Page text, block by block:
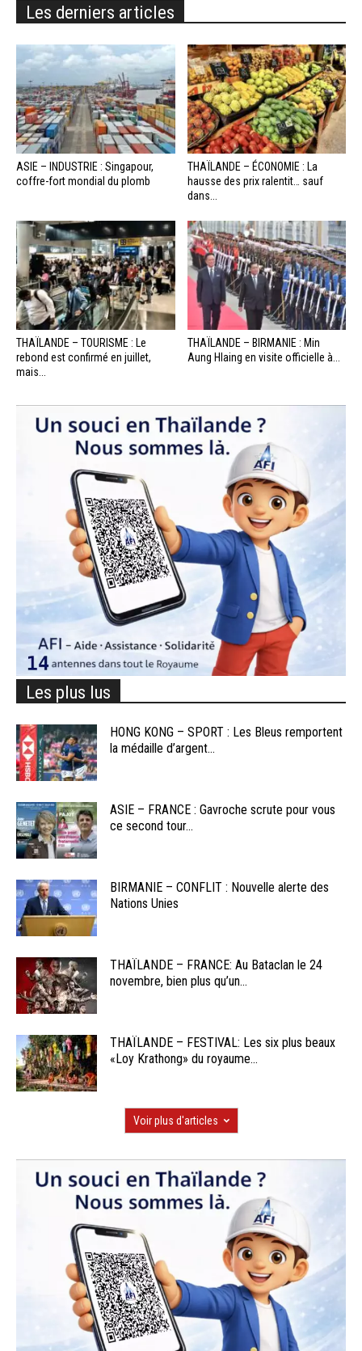
Les derniers articles
ASIE – INDUSTRIE : Singapour,
coffre-fort mondial du plomb
THAÏLANDE – ÉCONOMIE : La
hausse des prix ralentit… sauf
dans...
THAÏLANDE – TOURISME : Le
rebond est confirmé en juillet,
mais...
THAÏLANDE – BIRMANIE : Min
Aung Hlaing en visite officielle à...
Les plus lus
HONG KONG – SPORT : Les Bleus remportent
la médaille d’argent...
ASIE – FRANCE : Gavroche scrute pour vous
ce second tour...
BIRMANIE – CONFLIT : Nouvelle alerte des
Nations Unies
THAÏLANDE – FRANCE: Au Bataclan le 24
novembre, bien plus qu’un...
THAÏLANDE – FESTIVAL: Les six plus beaux
«Loy Krathong» du royaume...
Voir plus d'articles